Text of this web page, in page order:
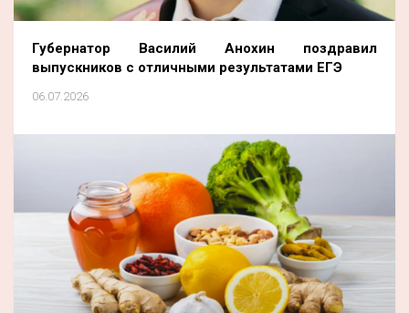
Губернатор Василий Анохин поздравил
выпускников с отличными результатами ЕГЭ
06.07.2026